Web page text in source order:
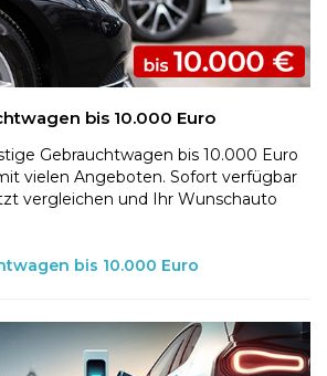
bis 10.000 Euro
Gebrauchtwagen bis 10.000 Euro
vielen Angeboten. Sofort verfügbar
vergleichen und Ihr Wunschauto
bis 10.000 Euro